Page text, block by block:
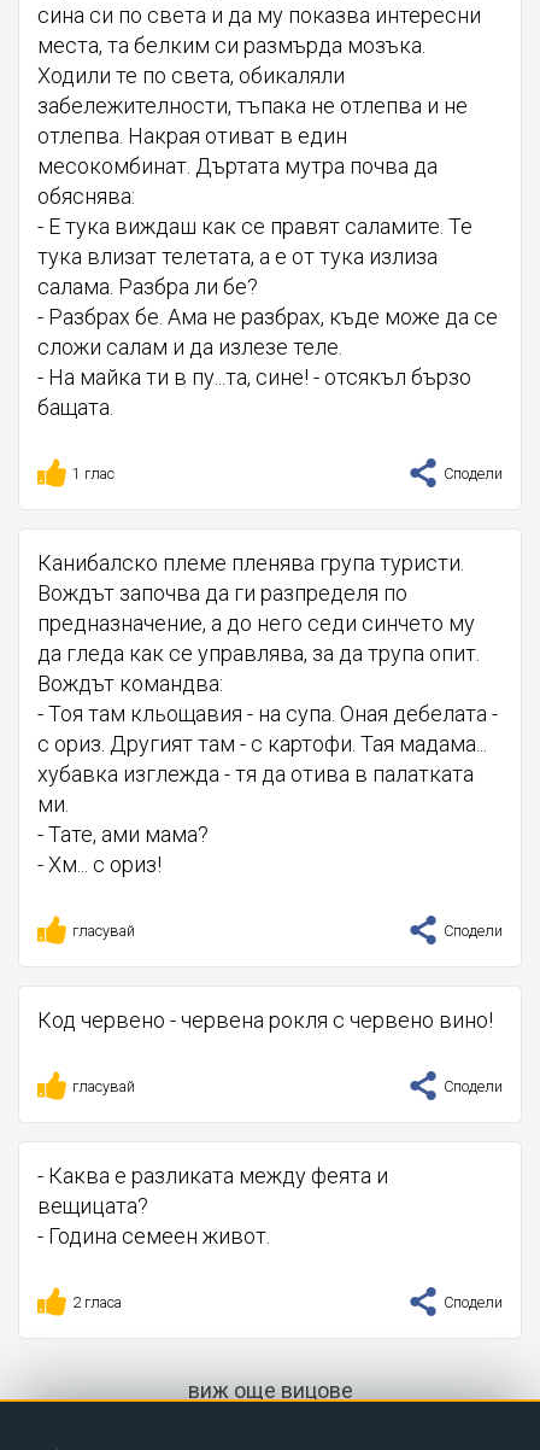
сина си по света и да му показва интересни
места, та белким си размърда мозъка.
Ходили те по света, обикаляли
забележителности, тъпака не отлепва и не
отлепва. Накрая отиват в един
месокомбинат. Дъртата мутра почва да
обяснява:
- Е тука виждаш как се правят саламите. Те
тука влизат телетата, а е от тука излиза
салама. Разбра ли бе?
- Разбрах бе. Ама не разбрах, къде може да се
сложи салам и да излезе теле.
- На майка ти в пу...та, сине! - отсякъл бързо
бащата.
1 глас Сподели
Канибалско племе пленява група туристи.
Вождът започва да ги разпределя по
предназначение, а до него седи синчето му
да гледа как се управлява, за да трупа опит.
Вождът командва:
- Тоя там кльощавия - на супа. Оная дебелата -
с ориз. Другият там - с картофи. Тая мадама...
хубавка изглежда - тя да отива в палатката
ми.
- Тате, ами мама?
- Хм... с ориз!
гласувай Сподели
Код червено - червена рокля с червено вино!
гласувай Сподели
- Каква е разликата между феята и
вещицата?
- Година семеен живот.
2 гласа Сподели
виж още вицове